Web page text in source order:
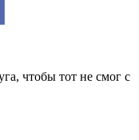
чтобы тот не смог с